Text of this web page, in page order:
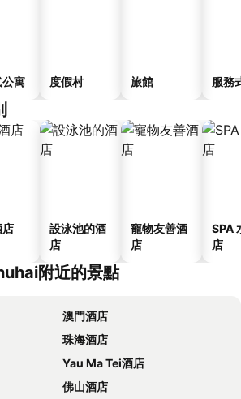
公寓 度假村 旅館 服務
店
設泳池的酒
店
寵物友善酒
店
SPA
店
附近的景點
澳門酒店
珠海酒店
Yau Ma Tei酒店
佛山酒店